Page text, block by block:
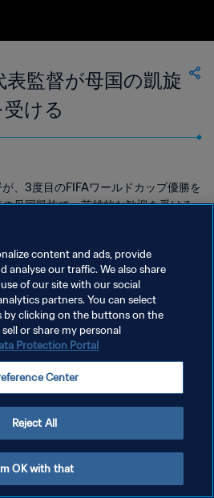
監督が母国の凱旋
ける
、3度目のFIFAワールドカップ優勝を
母国凱旋で、英雄的な歓迎を受ける
content and ads, provide
analyse our traffic. We also share
of our site with our social
partners. You can select
by clicking on the buttons on the
or share my personal
Protection Portal
Center
Reject All
OK with that